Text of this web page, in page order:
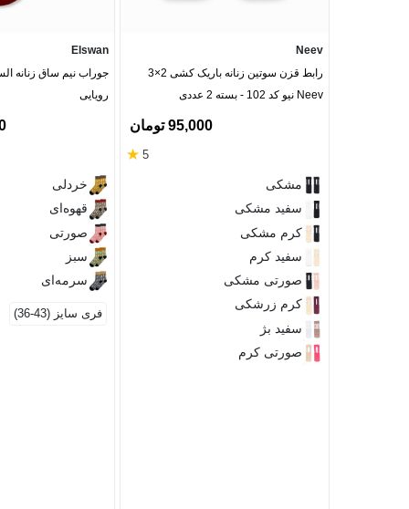
Neev
رابط قزن سوتین زنانه باریک کشی 2×3
Neev نیو کد 102 - بسته 2 عددی
95,000 تومان
5
★
مشکی
سفید مشکی
کرم مشکی
سفید کرم
صورتی مشکی
کرم زرشکی
سفید بژ
صورتی کرم
Elswan
جوراب نیم ساق زنانه
رویایی
خردلی
قهوه‌ای
صورتی
سبز
سرمه‌ای
فری سایز (43-36)